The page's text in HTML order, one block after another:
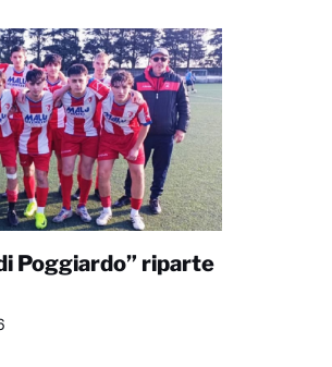
Poggiardo” riparte